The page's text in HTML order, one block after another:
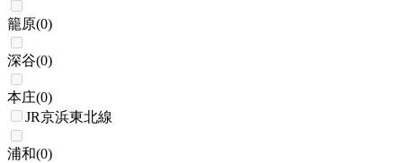
籠原(0)
深谷(0)
本庄(0)
JR京浜東北線
浦和(0)